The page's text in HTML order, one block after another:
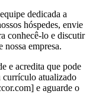
dedicada a
hóspedes, envie
conhecê-lo e discutir
empresa.
e acredita que pode
currículo atualizado
e aguarde o